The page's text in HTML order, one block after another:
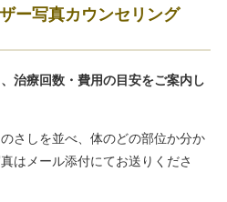
ー写真カウンセリング
治療回数・費用の目安をご案内し
さしを並べ、体のどの部位か分か
はメール添付にてお送りくださ